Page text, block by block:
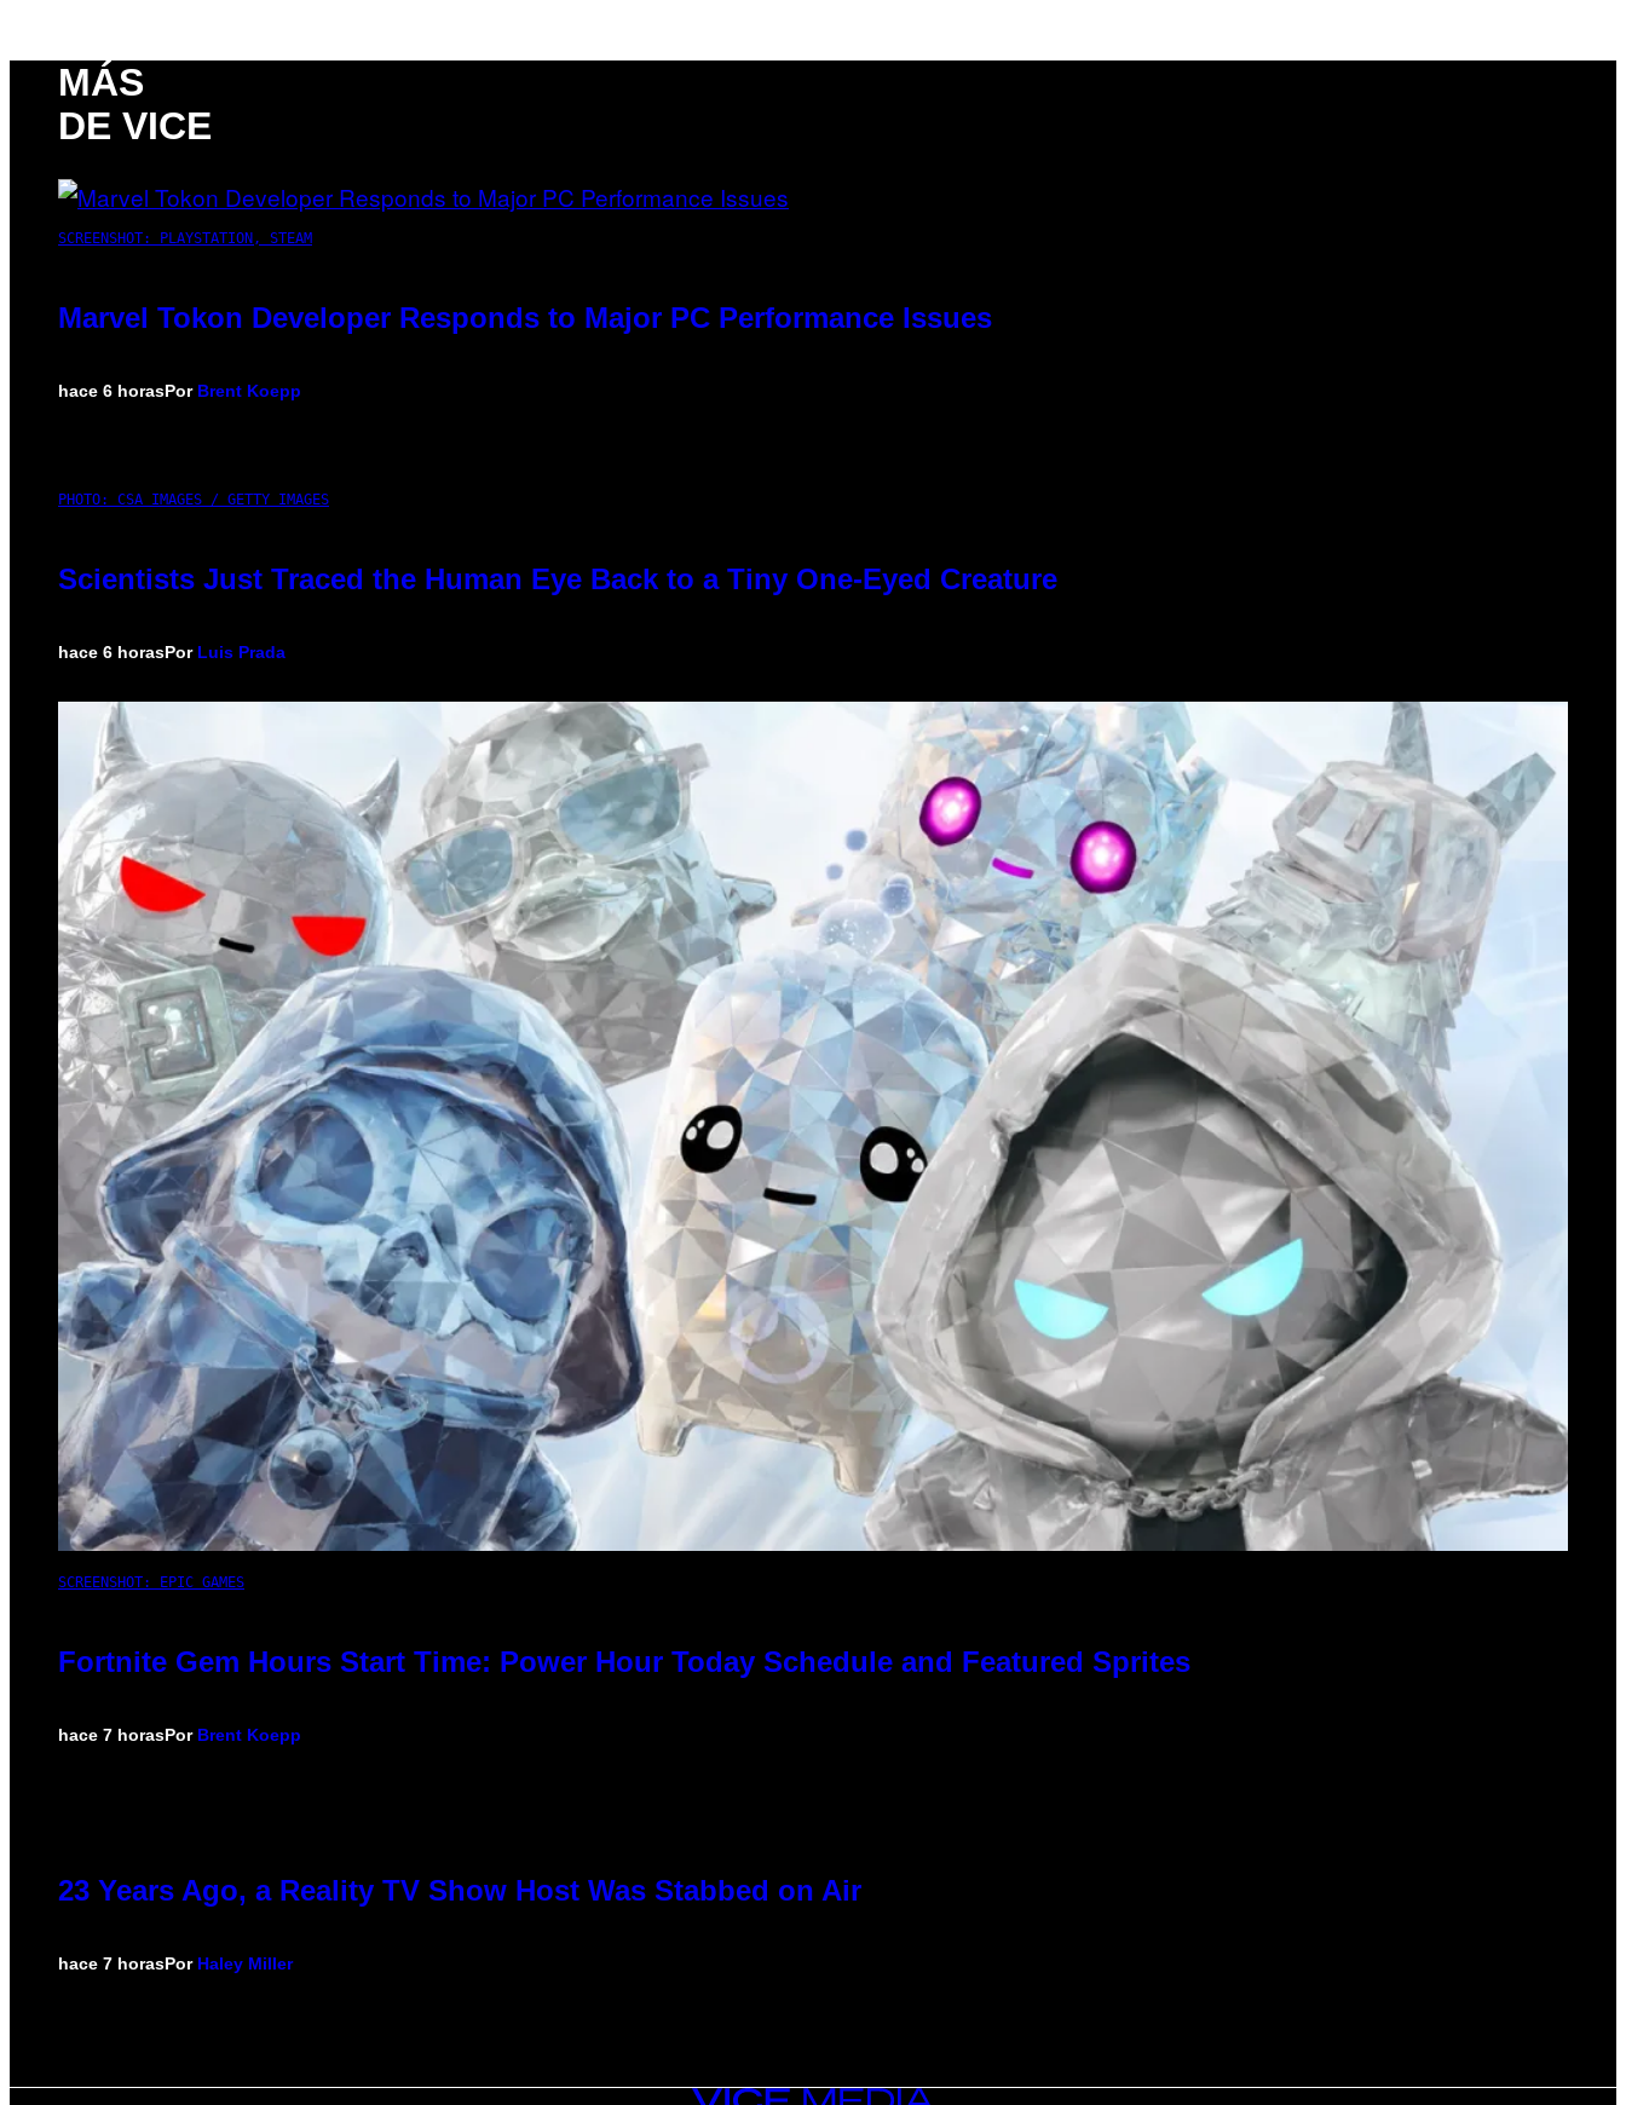
MÁS
DE VICE
SCREENSHOT: PLAYSTATION, STEAM
Marvel Tokon Developer Responds to Major PC Performance Issues
hace 6 horasPor Brent Koepp
PHOTO: CSA IMAGES / GETTY IMAGES
Scientists Just Traced the Human Eye Back to a Tiny One-Eyed Creature
hace 6 horasPor Luis Prada
SCREENSHOT: EPIC GAMES
Fortnite Gem Hours Start Time: Power Hour Today Schedule and Featured Sprites
hace 7 horasPor Brent Koepp
23 Years Ago, a Reality TV Show Host Was Stabbed on Air
hace 7 horasPor Haley Miller
VICE